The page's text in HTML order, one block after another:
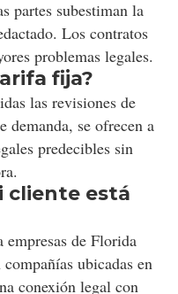
partes subestiman la
Los contratos
problemas legales.
fija?
las revisiones de
demanda, se ofrecen a
predecibles sin
cliente está
empresas de Florida
ubicadas en
conexión legal con